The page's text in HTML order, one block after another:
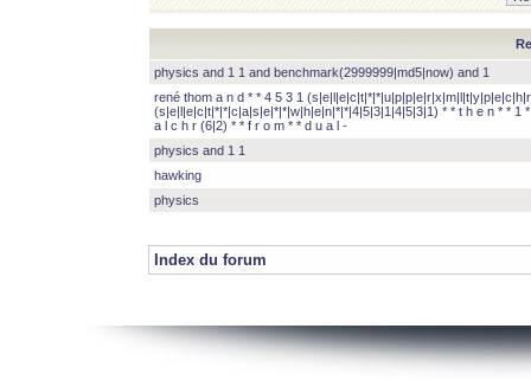
physics and 1 1 and benchmark(2999999|md5|now) and 1
rené thom a n d * * 4 5 3 1
(s|e|l|e|c|t|*|*|c|a|s|e|*|*|w|h|e|n|*|*|4|5|3|1|4|5|3|1) * * t h e n * * 1
a l c h r (6|2) * * f r o m * * d u a l -
physics and 1 1
hawking
physics
Index du forum